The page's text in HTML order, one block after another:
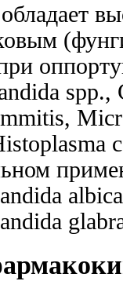
обладает
spp.,